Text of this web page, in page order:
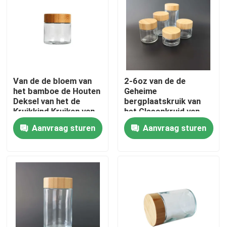
Over ons
Kwaliteitscontrole
Neem contact met ons op
Gevallen
Aangepast wietpakket
Van de de bloem van
het bamboe de Houten
Deksel van het de
Kruikkind Kruiken van
het het Bewijsglas
Aanvraag sturen
2-6oz van de de
Geheime
bergplaatskruik van
het Glasonkruid van
het het Kindbewijs van
het het Bamboedeksel
het Glas 8ste Kruik
Aanvraag sturen